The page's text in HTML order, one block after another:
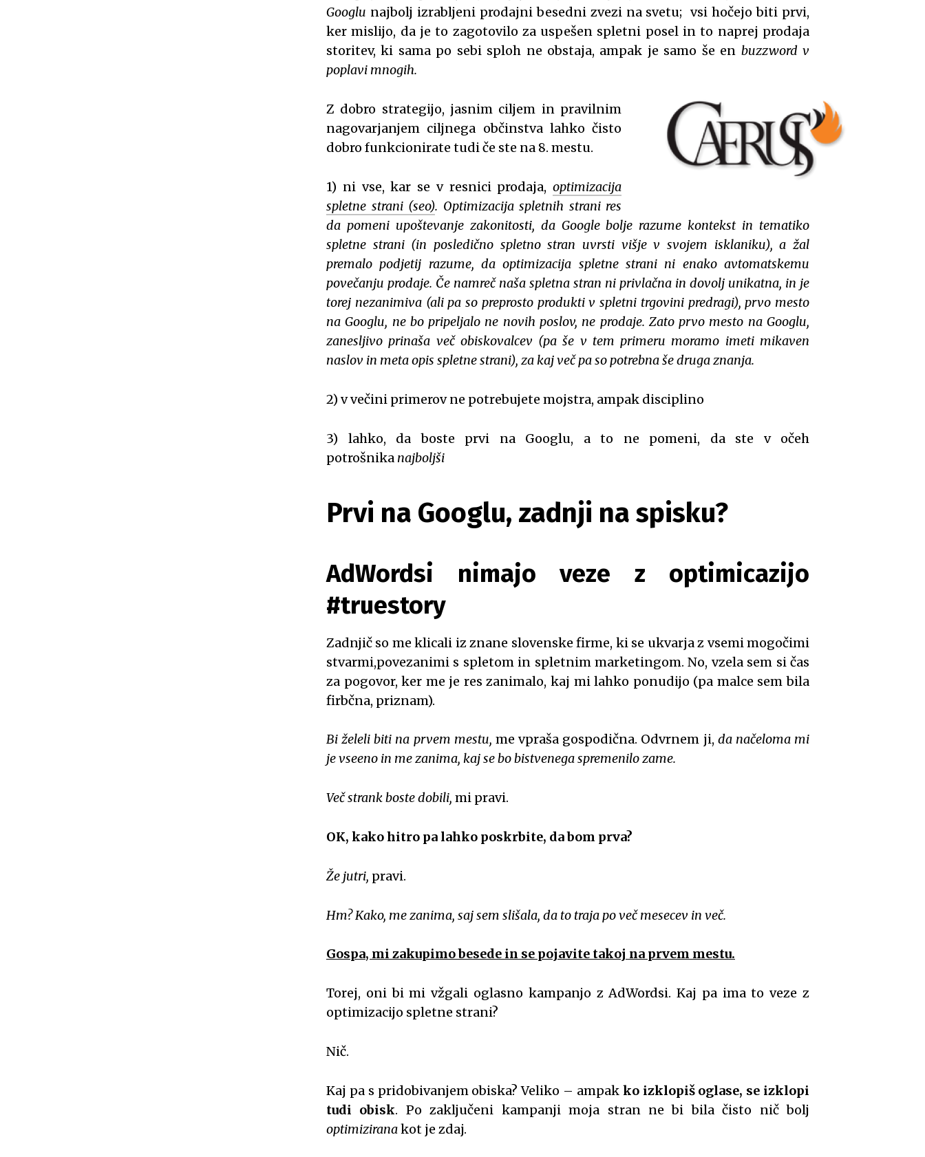
Googlu najbolj izrabljeni prodajni besedni zvezi na svetu; vsi hočejo biti prvi,
ker mislijo, da je to zagotovilo za uspešen spletni posel in to naprej prodaja
storitev, ki sama po sebi sploh ne obstaja, ampak je samo še en buzzword v
poplavi mnogih.
Z dobro strategijo, jasnim ciljem in pravilnim
nagovarjanjem ciljnega občinstva lahko čisto
dobro funkcionirate tudi če ste na 8. mestu.
1) ni vse, kar se v resnici prodaja, optimizacija
spletne strani (seo). Optimizacija spletnih strani res
da pomeni upoštevanje zakonitosti, da Google bolje razume kontekst in tematiko
spletne strani (in posledično spletno stran uvrsti višje v svojem isklaniku), a žal
premalo podjetij razume, da optimizacija spletne strani ni enako avtomatskemu
povečanju prodaje. Če namreč naša spletna stran ni privlačna in dovolj unikatna, in je
torej nezanimiva (ali pa so preprosto produkti v spletni trgovini predragi), prvo mesto
na Googlu, ne bo pripeljalo ne novih poslov, ne prodaje. Zato prvo mesto na Googlu,
zanesljivo prinaša več obiskovalcev (pa še v tem primeru moramo imeti mikaven
naslov in meta opis spletne strani), za kaj več pa so potrebna še druga znanja.
2) v večini primerov ne potrebujete mojstra, ampak disciplino
3) lahko, da boste prvi na Googlu, a to ne pomeni, da ste v očeh
potrošnika najboljši
Prvi na Googlu, zadnji na spisku?
AdWordsi nimajo veze z optimicazijo
#truestory
Zadnjič so me klicali iz znane slovenske firme, ki se ukvarja z vsemi mogočimi
stvarmi,povezanimi s spletom in spletnim marketingom. No, vzela sem si čas
za pogovor, ker me je res zanimalo, kaj mi lahko ponudijo (pa malce sem bila
firbčna, priznam).
Bi želeli biti na prvem mestu, me vpraša gospodična. Odvrnem ji, da načeloma mi
je vseeno in me zanima, kaj se bo bistvenega spremenilo zame.
Več strank boste dobili, mi pravi.
OK, kako hitro pa lahko poskrbite, da bom prva?
Že jutri, pravi.
Hm? Kako, me zanima, saj sem slišala, da to traja po več mesecev in več.
Gospa, mi zakupimo besede in se pojavite takoj na prvem mestu.
Torej, oni bi mi vžgali oglasno kampanjo z AdWordsi. Kaj pa ima to veze z
optimizacijo spletne strani?
Nič.
Kaj pa s pridobivanjem obiska? Veliko – ampak ko izklopiš oglase, se izklopi
tudi obisk. Po zaključeni kampanji moja stran ne bi bila čisto nič bolj
optimiziranakot je zdaj.